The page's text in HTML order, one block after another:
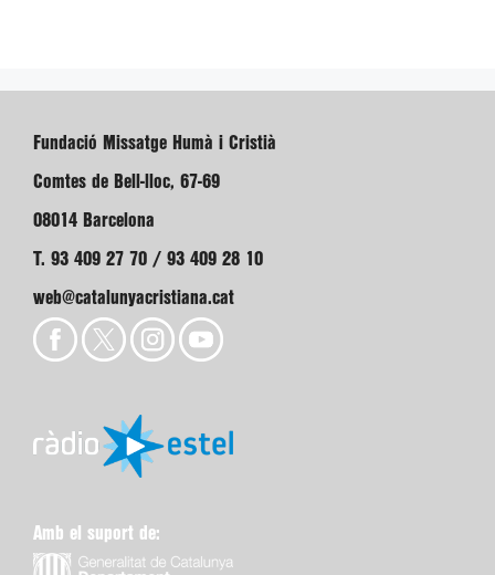
Fundació Missatge Humà i Cristià
Comtes de Bell-lloc, 67-69
08014 Barcelona
T. 93 409 27 70 / 93 409 28 10
web@catalunyacristiana.cat
Amb el suport de: